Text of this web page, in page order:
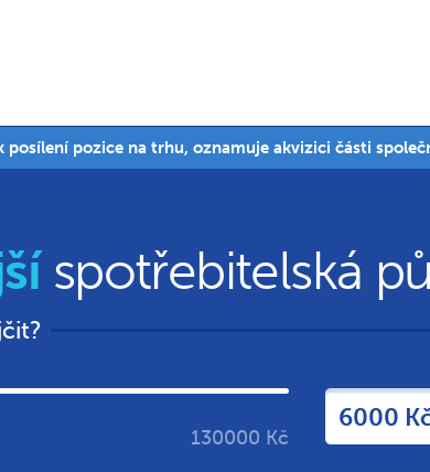
pozice na trhu, oznamuje akvizici části
spotřebitelská
130000 Kč